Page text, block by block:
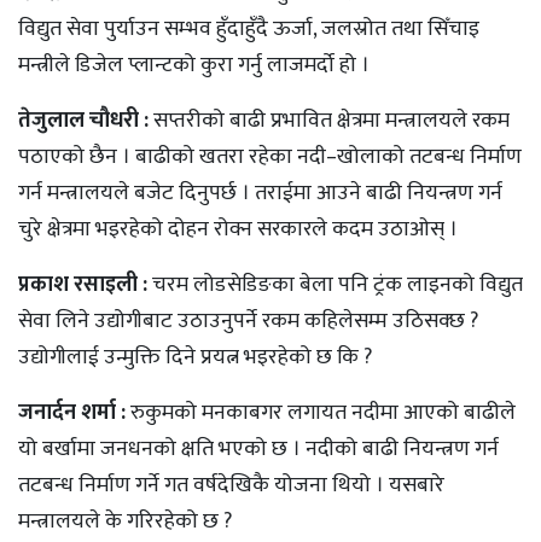
विद्युत सेवा पुर्याउन सम्भव हुँदाहुँदै ऊर्जा, जलस्रोत तथा सिँचाइ
मन्त्रीले डिजेल प्लान्टको कुरा गर्नु लाजमर्दो हो ।
तेजुलाल चौधरी :सप्तरीको बाढी प्रभावित क्षेत्रमा मन्त्रालयले रकम
पठाएको छैन । बाढीको खतरा रहेका नदी–खोलाको तटबन्ध निर्माण
गर्न मन्त्रालयले बजेट दिनुपर्छ । तराईमा आउने बाढी नियन्त्रण गर्न
चुरे क्षेत्रमा भइरहेको दोहन रोक्न सरकारले कदम उठाओस् ।
प्रकाश रसाइली :चरम लोडसेडिङका बेला पनि ट्रंक लाइनको विद्युत
सेवा लिने उद्योगीबाट उठाउनुपर्ने रकम कहिलेसम्म उठिसक्छ ?
उद्योगीलाई उन्मुक्ति दिने प्रयत्न भइरहेको छ कि ?
जनार्दन शर्मा :रुकुमको मनकाबगर लगायत नदीमा आएको बाढीले
यो बर्खामा जनधनको क्षति भएको छ । नदीको बाढी नियन्त्रण गर्न
तटबन्ध निर्माण गर्ने गत वर्षदेखिकै योजना थियो । यसबारे
मन्त्रालयले के गरिरहेको छ ?